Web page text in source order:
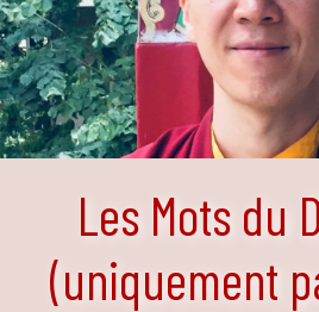
Les Mots du
(uniquement